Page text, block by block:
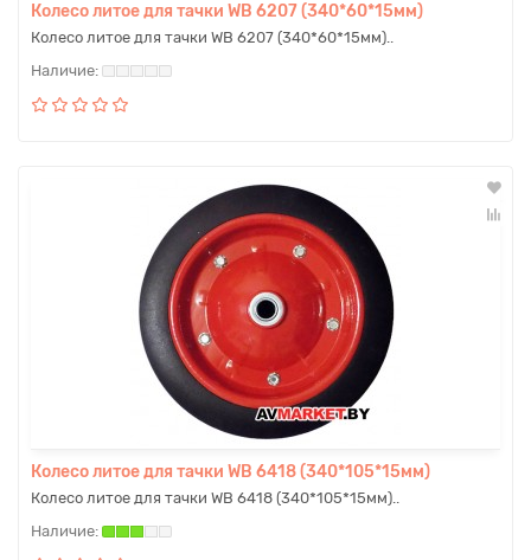
Колесо литое для тачки WB 6207 (340*60*15мм)
Колесо литое для тачки WB 6207 (340*60*15мм)..
Колесо литое для тачки WB 6418 (340*105*15мм)
Колесо литое для тачки WB 6418 (340*105*15мм)..